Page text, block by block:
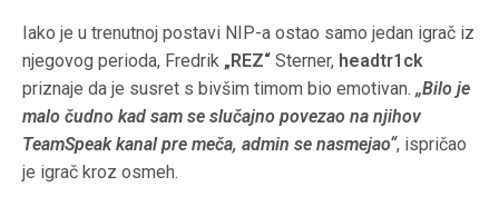
Iako je u trenutnoj postavi NIP-a ostao samo jedan igrač iz
njegovog perioda, Fredrik „REZ“ Sterner, headtr1ck
priznaje da je susret s bivšim timom bio emotivan.„Bilo je
malo čudno kad sam se slučajno povezao na njihov
TeamSpeak kanal pre meča, admin se nasmejao“, ispričao
je igrač kroz osmeh.